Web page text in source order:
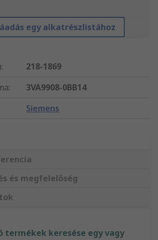
egy alkatrészlistához
:
218-1869
:
3VA9908-0BB14
Siemens
és megfelelőség
termékek keresése egy vagy